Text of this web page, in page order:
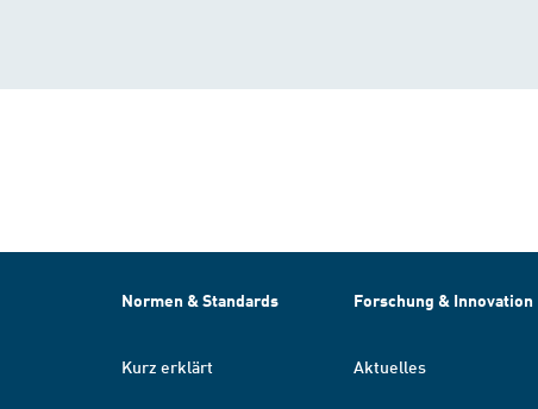
Normen & Standards
Kurz erklärt
Forschung & Innovation
Aktuelles